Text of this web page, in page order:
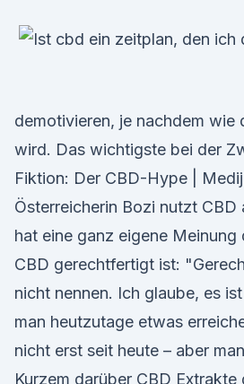
demotivieren, je nachdem wie
wird. Das wichtigste bei der
Fiktion: Der CBD-Hype |
Österreicherin Bozi nutzt CBD
hat eine ganz eigene
CBD gerechtfertigt ist:
nicht nennen. Ich glaube, es
man heutzutage etwas
nicht erst seit heute – aber
Kurzem darüber CBD